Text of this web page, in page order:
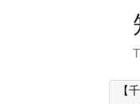
【